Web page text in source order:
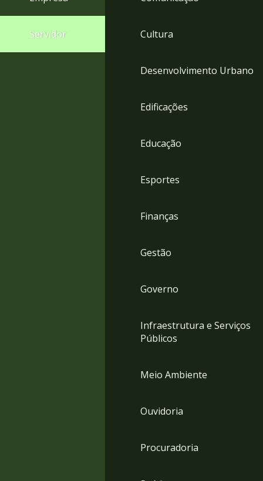
Servidor Cultura
Desenvolvimento Urbano
Edificações
Educação
Esportes
Finanças
Gestão
Governo
Infraestrutura e Serviços
Públicos
Meio Ambiente
Ouvidoria
Procuradoria